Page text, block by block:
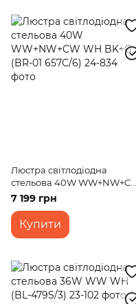
Люстра світлодіодна
стельова 40W WW+NW+CW
WH BK+G (BR-01 657C/6)
7 199 грн
Купити